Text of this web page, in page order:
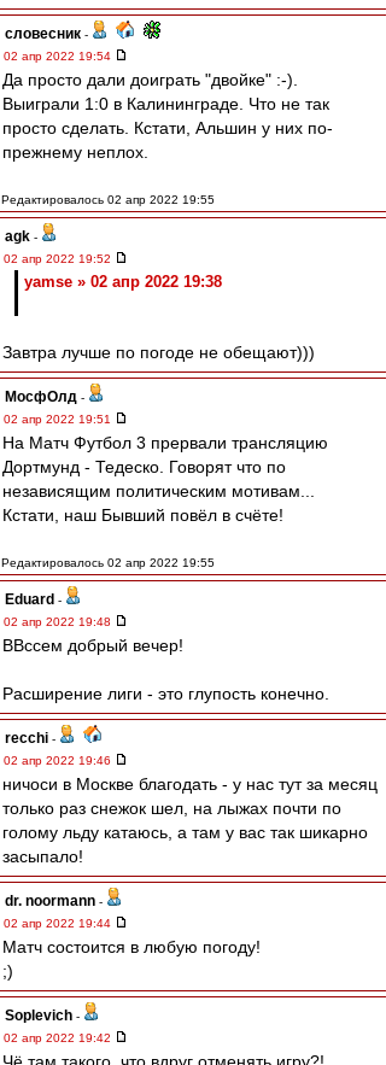
словесник -
02 апр 2022 19:54
Да просто дали доиграть "двойке" :-).
Выиграли 1:0 в Калининграде. Что не так
просто сделать. Кстати, Альшин у них по-
прежнему неплох.
Редактировалось 02 апр 2022 19:55
agk -
02 апр 2022 19:52
yamse » 02 апр 2022 19:38
Завтра лучше по погоде не обещают)))
МосфОлд -
02 апр 2022 19:51
На Матч Футбол 3 прервали трансляцию
Дортмунд - Тедеско. Говорят что по
независящим политическим мотивам...
Кстати, наш Бывший повёл в счёте!
Редактировалось 02 апр 2022 19:55
Eduard -
02 апр 2022 19:48
ВВссем добрый вечер!
Расширение лиги - это глупость конечно.
recchi -
02 апр 2022 19:46
ничоси в Москве благодать - у нас тут за месяц
только раз снежок шел, на лыжах почти по
голому льду катаюсь, а там у вас так шикарно
засыпало!
dr. noormann -
02 апр 2022 19:44
Матч состоится в любую погоду!
;)
Soplevich -
02 апр 2022 19:42